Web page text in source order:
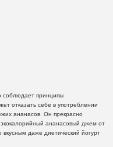
соблюдает принципы
отказать себе в употреблении
ананасов. Он прекрасно
ананасовый джем от
вкусным даже диетический йогурт